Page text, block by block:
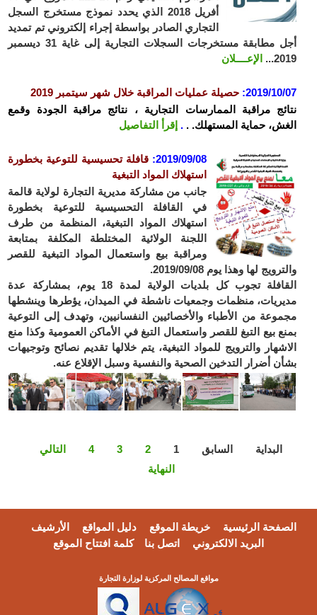
أفريل 2018 الذي يحدد نموذج مستخرج السجل
التجاري الصادر بواسطة إجراء إلكتروني تم تمديد
أجل مطابقة مستخرجات السجلات التجارية إلى غاية 31 ديسمبر
2019...
الإعــــلان
2019/10/07
: حصيلة عمليات المراقبة خلال شهر سيتمبر 2019
نتائج مراقبة الممارسات التجارية ، نتائج مراقبة الجودة وقمع
الغش، حماية المستهلك. . . إقرأ التفاصيل
2019/09/08
: قافلة تحسيسية للتوعية بخطورة
استهلاك المواد التبغية
جانب من مشاركة مديرية التجارة لولاية قالمة
في القافلة التحسيسية للتوعية بخطورة
استهلاك المواد التبغية، المنظمة من طرف
اللجنة الولائية المختلطة المكلفة بمتابعة
ومراقبة بيع واستعمال المواد التبغية للقصر
والترويج لها وهذا يوم 2019/09/08.
القافلة تجوب كل بلديات الولاية لمدة 18 يوم، بمشاركة عدة
مديريات، منظمات وجمعيات ناشطة في الميدان، يؤطرها وينشطها
مجموعة من الأطباء والأخصائيين النفسانيين، وتهدف إلى التوعية
بمنع بيع التبغ للقصر واستعمال التبغ في الأماكن العمومية وكذا منع
الاشهار والترويج للمواد التبغية، يتم خلالها تقديم نصائح وتوجيهات
بشأن أضرار التدخين الصحية والنفسية وسبل الإقلاع عنه.
البداية السابق 1
2
3
4
التالي
النهاية
الصفحة الرئيسية خريطة الموقع دليل المواقع
الأرشيف
البريد الالكتروني
اتصل بنا كلمة افتتاح الموقع
مواقع المصالح المركزية لوزارة التجارة